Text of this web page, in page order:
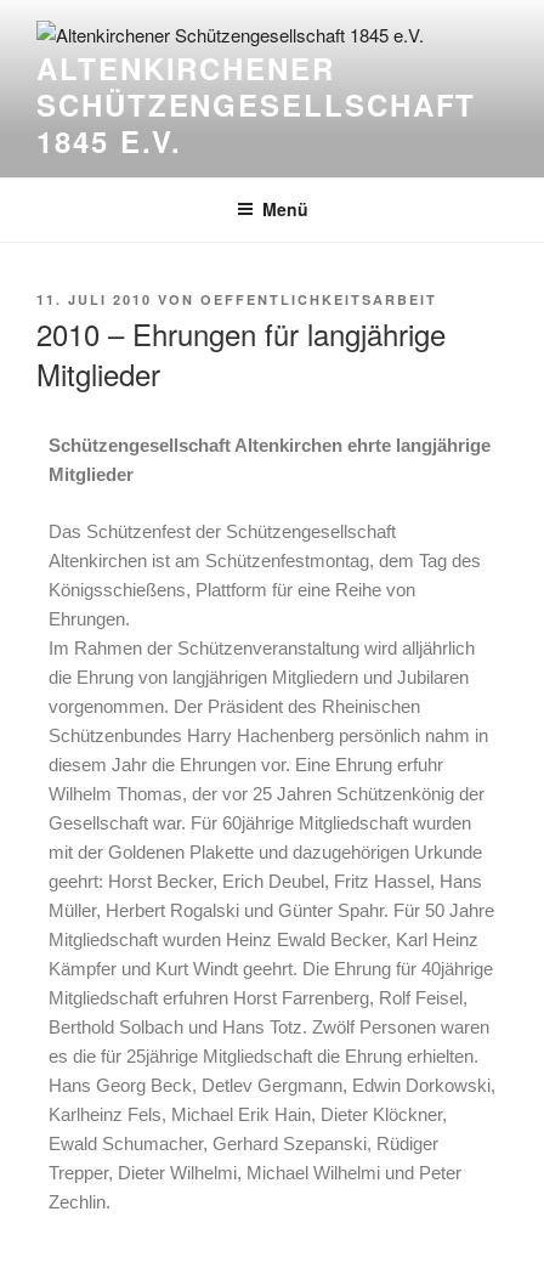
ALTENKIRCHENER
SCHÜTZENGESELLSCHAFT
1845 E.V.
Menü
11. JULI 2010 VON OEFFENTLICHKEITSARBEIT
2010 – Ehrungen für langjährige
Mitglieder
Schützengesellschaft Altenkirchen ehrte langjährige
Mitglieder
Das Schützenfest der Schützengesellschaft
Altenkirchen ist am Schützenfestmontag, dem Tag des
Königsschießens, Plattform für eine Reihe von
Ehrungen.
Im Rahmen der Schützenveranstaltung wird alljährlich
die Ehrung von langjährigen Mitgliedern und Jubilaren
vorgenommen. Der Präsident des Rheinischen
Schützenbundes Harry Hachenberg persönlich nahm in
diesem Jahr die Ehrungen vor. Eine Ehrung erfuhr
Wilhelm Thomas, der vor 25 Jahren Schützenkönig der
Gesellschaft war. Für 60jährige Mitgliedschaft wurden
mit der Goldenen Plakette und dazugehörigen Urkunde
geehrt: Horst Becker, Erich Deubel, Fritz Hassel, Hans
Müller, Herbert Rogalski und Günter Spahr. Für 50 Jahre
Mitgliedschaft wurden Heinz Ewald Becker, Karl Heinz
Kämpfer und Kurt Windt geehrt. Die Ehrung für 40jährige
Mitgliedschaft erfuhren Horst Farrenberg, Rolf Feisel,
Berthold Solbach und Hans Totz. Zwölf Personen waren
es die für 25jährige Mitgliedschaft die Ehrung erhielten.
Hans Georg Beck, Detlev Gergmann, Edwin Dorkowski,
Karlheinz Fels, Michael Erik Hain, Dieter Klöckner,
Ewald Schumacher, Gerhard Szepanski, Rüdiger
Trepper, Dieter Wilhelmi, Michael Wilhelmi und Peter
Zechlin.